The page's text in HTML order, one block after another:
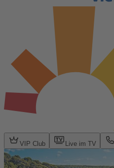
VIP Club Live im TV